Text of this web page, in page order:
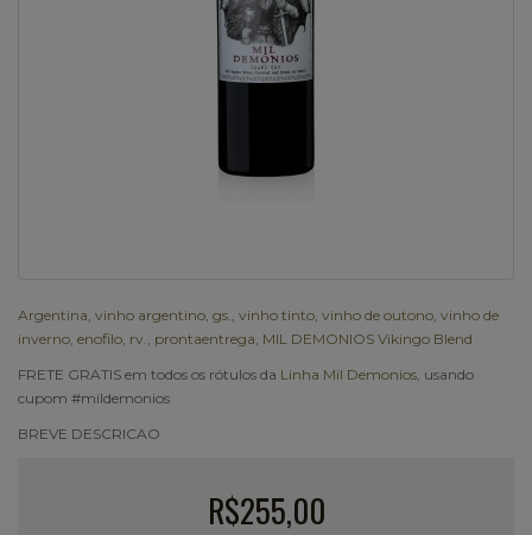
Argentina vinho argentino gs. vinho tinto vinho de outono vinho de
inverno enofilo rv. prontaentrega MIL DEMONIOS Vikingo Blend
FRETE GRATIS em todos os rótulos da Linha Mil Demonios , usando
cupom #mildemonios
BREVE DESCRICAO
R$255,00